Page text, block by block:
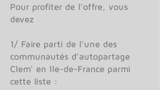
Pour profiter de l'offre, vous
devez
1/ Faire parti de l'une des
communautés d'autopartage
Clem' en Ile-de-France parmi
cette liste :